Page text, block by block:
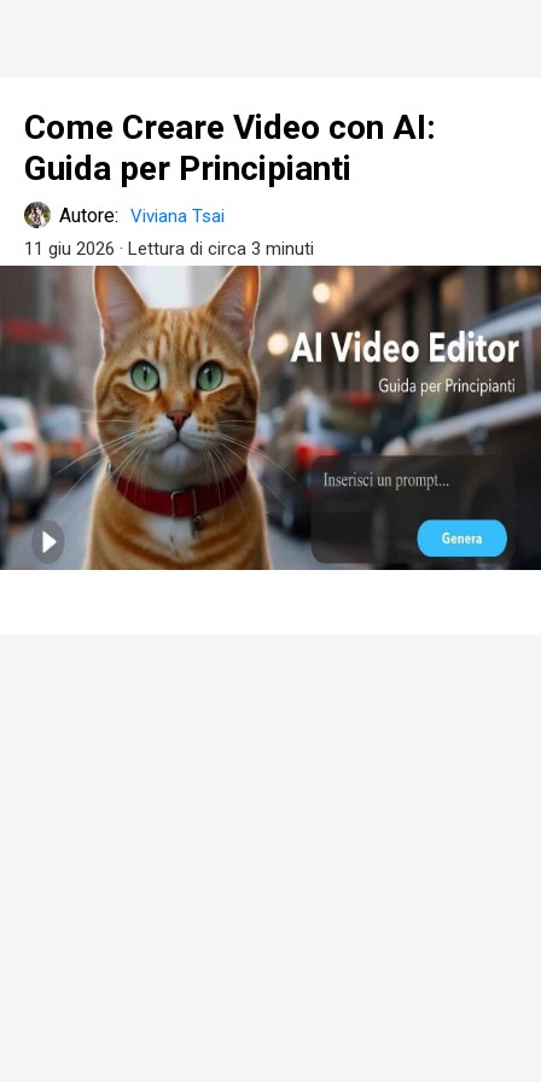
Come Creare Video con AI:
Guida per Principianti
Autore:
Viviana Tsai
11 giu 2026 · Lettura di circa 3 minuti